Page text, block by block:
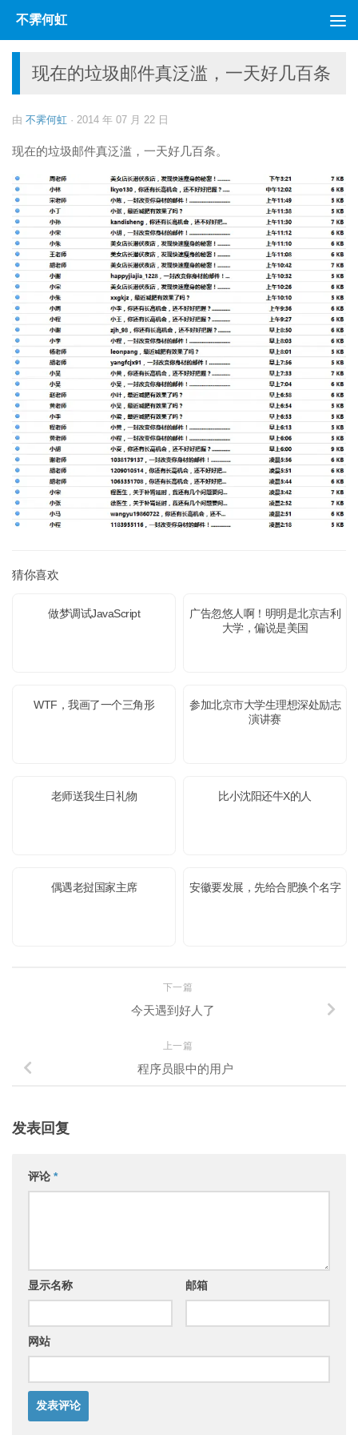
跳至内容
不霁何虹
现在的垃圾邮件真泛滥，一天好几百条
由 不霁何虹 · 2014 年 07 月 22 日
现在的垃圾邮件真泛滥，一天好几百条。
猜你喜欢
做梦调试JavaScript
广告忽悠人啊！明明是北京吉利
大学，偏说是美国
WTF，我画了一个三角形
参加北京市大学生理想深处励志
演讲赛
老师送我生日礼物 比小沈阳还牛X的人
偶遇老挝国家主席 安徽要发展，先给合肥换个名字
下一篇
今天遇到好人了
上一篇
程序员眼中的用户
发表回复
评论 *
显示名称 邮箱
网站